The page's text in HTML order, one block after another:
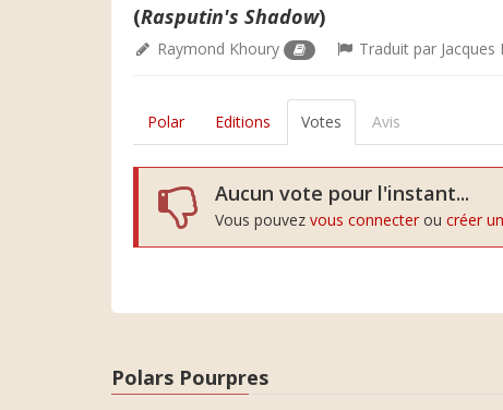
(Rasputin's Shadow)
Raymond Khoury Traduit par
Polar Editions Votes Avis
Aucun vote pour l'instant...
Vous pouvez vous connecter ou créer
Polars Pourpres